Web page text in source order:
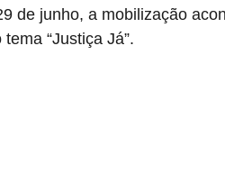
de junho, a mobilização
“Justiça Já”.